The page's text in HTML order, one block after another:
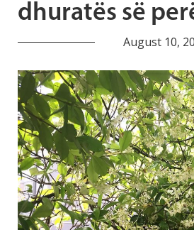
dhuratës së
August 10,